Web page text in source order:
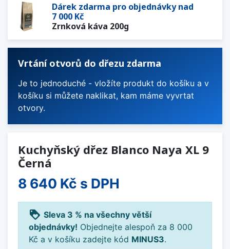
Dárek zdarma pro objednávky nad
7 000 Kč
Zrnková káva 200g
Vrtání otvorů do dřezu zdarma
Je to jednoduché - vložíte produkt do košíku a v
košíku si můžete naklikat, kam máme vyvrtat
otvory.
Kuchyňský dřez Blanco Naya XL 9
Černá
8 640 Kč s DPH
loyalty Sleva 3 % na všechny větší
objednávky! Objednejte alespoň za 8 000
Kč a v košíku zadejte kód MINUS3.